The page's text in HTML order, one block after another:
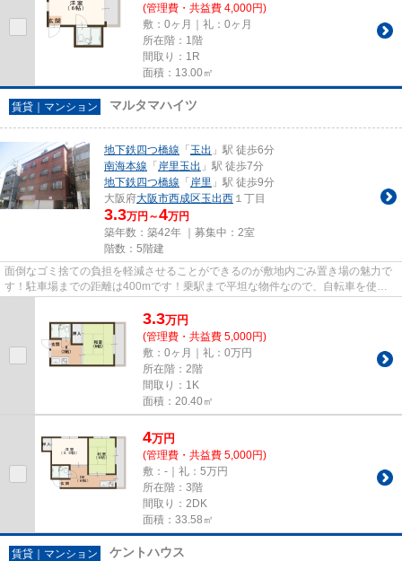
(管理費・共益費 4,000円)
敷：0ヶ月｜礼：0ヶ月
所在階：1階
間取り：1R
面積：13.00㎡
賃貸｜マンション マルタマハイツ
地下鉄四つ橋線 「 玉出 」駅 徒歩6分
南海本線 「 岸里玉出 」駅 徒歩7分
地下鉄四つ橋線 「 岸里 」駅 徒歩9分
大阪府大阪市西成区玉出西 １丁目
3.3万円～4万円
築年数：築42年 ｜募集中： 2室
階数：5階建
面倒なゴミ捨ての負担を軽減させることができるのが敷地内ごみ置き場の魅力で
す！駐車場までの距離は400mです！乗駅まで平坦な物件なので、自転車を使う
3.3万円
(管理費・共益費 5,000円)
敷：0ヶ月｜礼：0万円
所在階：2階
間取り：1K
面積：20.40㎡
4万円
(管理費・共益費 5,000円)
敷：-｜礼：5万円
所在階：3階
間取り：2DK
面積：33.58㎡
賃貸｜マンション ケントハウス